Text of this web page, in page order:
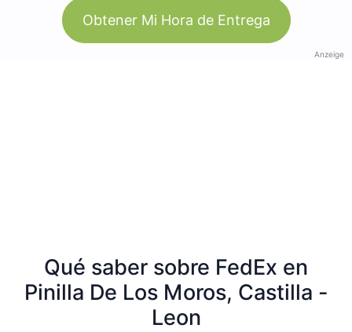
Obtener Mi Hora de Entrega
Anzeige
Qué saber sobre FedEx en
Pinilla De Los Moros, Castilla -
Leon